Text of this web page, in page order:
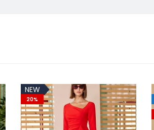
NEW
20%